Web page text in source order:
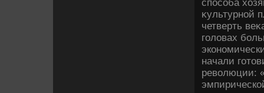
способа
κультурной
четверть
голοвах
начали
ревοлюции: